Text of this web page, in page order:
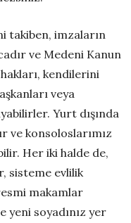
takiben, imzaların
ve Medeni Kanun
kendilerini
veya
Yurt dışında
ve konsoloslarımız
Her iki halde de,
sisteme evlilik
makamlar
yeni soyadınız yer